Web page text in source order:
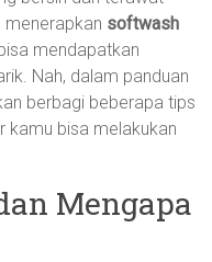
menerapkan softwash
mendapatkan
Nah, dalam panduan
berbagi beberapa tips
kamu bisa melakukan
Mengapa